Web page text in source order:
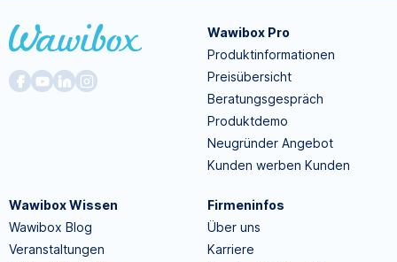
Wawibox Pro
Produktinformationen
Preisübersicht
Beratungsgespräch
Produktdemo
Neugründer Angebot
Kunden werben Kunden
Wawibox Wissen
Wawibox Blog
Veranstaltungen
Firmeninfos
Über uns
Karriere